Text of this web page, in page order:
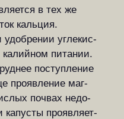
в тех же
каль­ция.
удоб­ре­нии уг­ле­кис­
питании.
по­ступ­ле­ние
про­яв­ле­ние маг­
по­чвах не­до­
ка­пу­с­ты про­яв­ля­ет­